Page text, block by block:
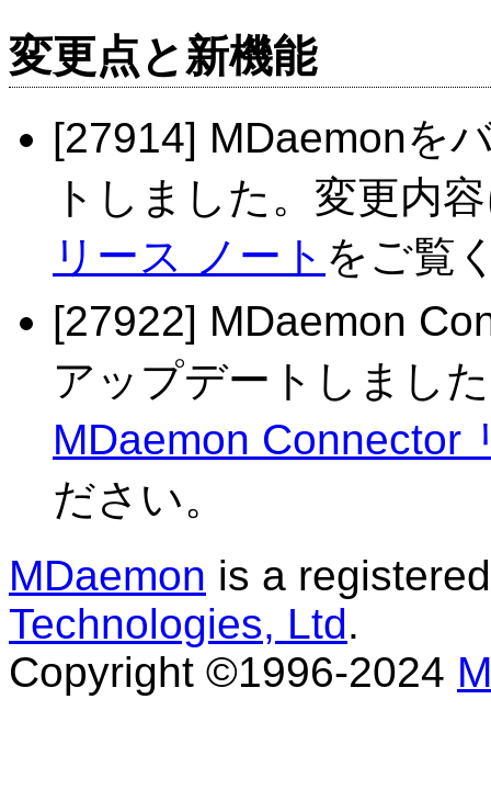
変更点と新機能
[27914] MDaemonを
トしました。変更内
リース ノート をご覧
[27922] MDaemon
アップデートしまし
MDaemon Connector
ださい。
MDaemon is a
Technologies, Ltd.
Copyright ©1996-2024